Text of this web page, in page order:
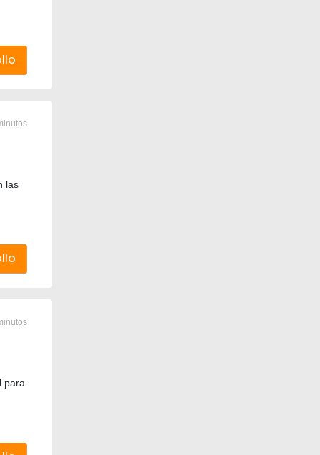
las
para